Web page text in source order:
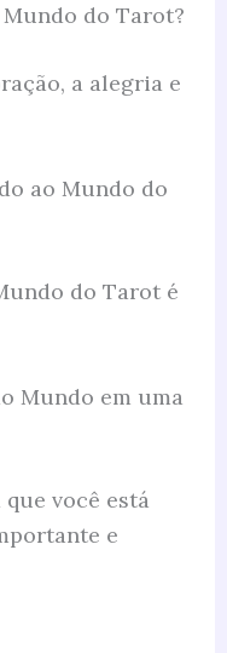
do Tarot?
a alegria e
ao Mundo do
do Tarot é
Mundo em uma
você está
e